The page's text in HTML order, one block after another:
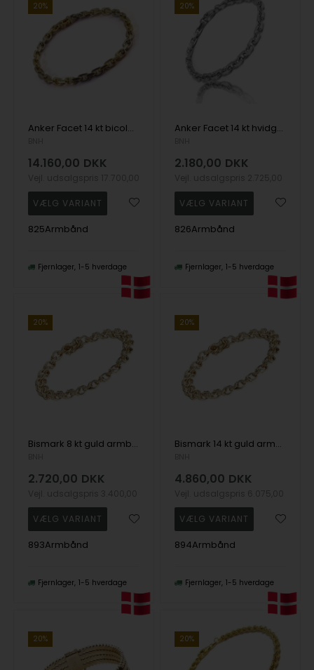
20%
Anker Facet 14 kt bicolor armbånd
14.160,00 DKK
825Armbånd
Fjernlager 1-5 hverdage
20%
Anker Facet 14 kt hvidguldsarmbånd i flere længder og bredder
2.180,00 DKK
826Armbånd
Fjernlager 1-5 hverdage
20%
Bismark 8 kt guld armbånd-flere længder og bredder
2.720,00 DKK
893Armbånd
Fjernlager 1-5 hverdage
20%
Bismark 14 kt guld armbånd i flere længder
4.860,00 DKK
894Armbånd
Fjernlager 1-5 hverdage
20% 20%